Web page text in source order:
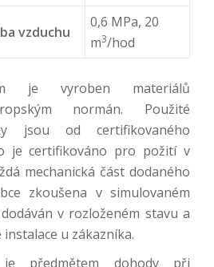
vzduchu
0,6 MPa, 20
m3/hod
je vyroben materiálů
normán. Použité
jsou od certifikovaného
je certifikováno pro požití v
mechanická část dodaného
zkoušena v simulovaném
v rozloženém stavu a
u zákazníka.
předmětem dohody při